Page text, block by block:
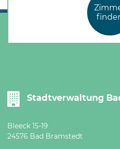
Stadtverwaltung
Bleeck 15-19
24576 Bad Bramstedt